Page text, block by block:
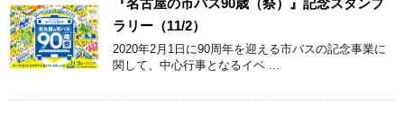
『名古屋の市バス90歳（祭）』記念スタンプ
ラリー（11/2）
2020年2月1日に90周年を迎える市バスの記念事業に
関して、中心行事となるイベ ...